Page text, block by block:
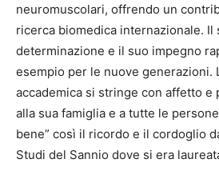
neuromuscolari, offrendo un
ricerca biomedica internazionale. Il
determinazione e il suo impegno
esempio per le nuove generazioni.
accademica si stringe con affetto e
alla sua famiglia e a tutte le
bene” così il ricordo e il cordoglio
Studi del Sannio dove si era